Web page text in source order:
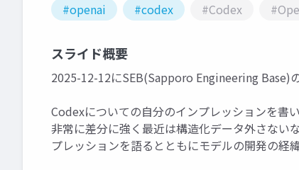
#openai #codex #Codex
スライド概要
2025-12-12にSEB(Sapporo Engineering Base)
Codexについての自分のインプレッションを書い
非常に差分に強く最近は構造化データ外さない
プレッションを語るとともにモデルの開発の経